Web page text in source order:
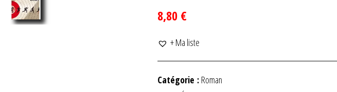
8,80 €
+ Ma liste
Catégorie : Roman